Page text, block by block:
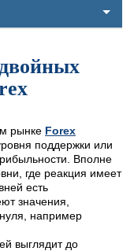
рынке Forex
поддержки или
Вполне
где реакция имеет
eсть
значения,
например
выглядит до